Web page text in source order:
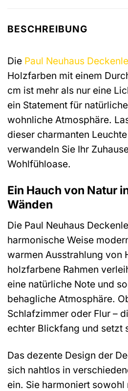
BESCHREIBUNG
Die Paul Neuhaus
Holzfarben mit einem
cm ist mehr als nur eine
ein Statement für
wohnliche Atmosphäre.
dieser charmanten
verwandeln Sie Ihr
Wohlfühloase.
Ein Hauch von Natur
Wänden
Die Paul Neuhaus
harmonische Weise
warmen Ausstrahlung von
holzfarbene Rahmen
eine natürliche Note und
behagliche Atmosphäre.
Schlafzimmer oder Flur –
echter Blickfang und setzt
Das dezente Design der
sich nahtlos in
ein. Sie harmoniert sowohl